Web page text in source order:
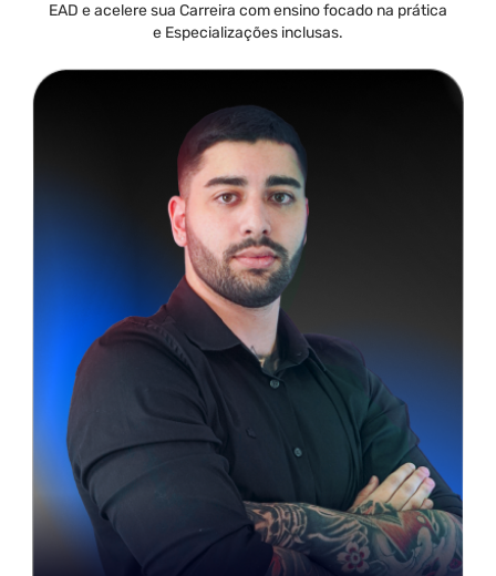
EAD e acelere sua Carreira com ensino focado na prática
e Especializações inclusas.